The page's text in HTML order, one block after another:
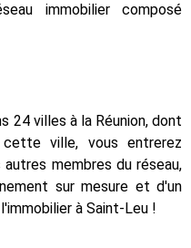
immobilier composé
24 villes à la Réunion, dont
cette ville, vous entrerez
membres du réseau,
sur mesure et d'un
à Saint-Leu !